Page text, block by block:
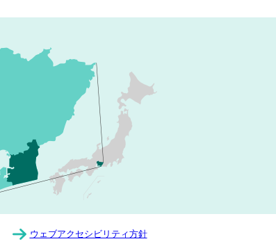
ウェブアクセシビリティ方針